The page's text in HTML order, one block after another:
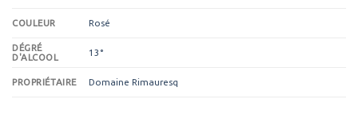
COULEUR Rosé
DÉGRÉ
D'ALCOOL
13°
PROPRIÉTAIRE Domaine Rimauresq